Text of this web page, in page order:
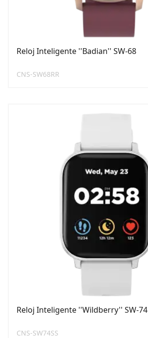
Reloj Inteligente ''Badian'' SW-68
CNS-SW68RR
Reloj Inteligente ''Wildberry'' SW-74
CNS-SW74SS